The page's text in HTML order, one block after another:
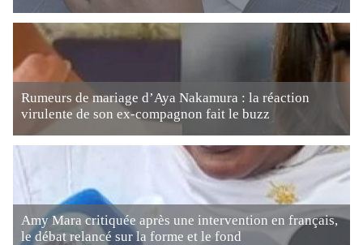
Rumeurs de mariage d’Aya Nakamura : la réaction
virulente de son ex-compagnon fait le buzz
Amy Mara critiquée après une intervention en français,
le débat relancé sur la forme et le fond